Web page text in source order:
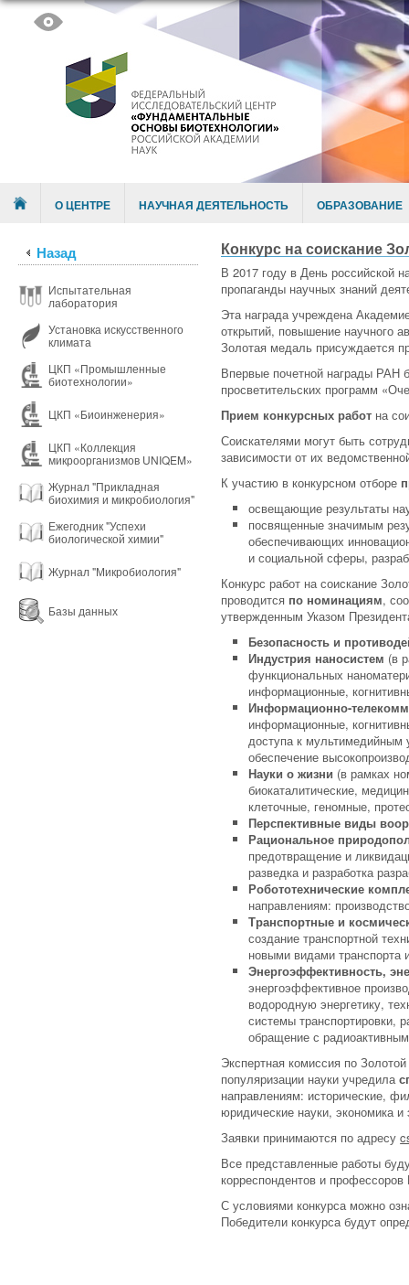
Menu О ЦЕНТРЕ НАУЧНАЯ ДЕЯТЕЛЬНОСТЬ ОБРАЗОВАНИЕ
Назад
Испытательная
лаборатория
Установка искусственного
климата
ЦКП «Промышленные
биотехнологии»
ЦКП «Биоинженерия»
ЦКП «Коллекция
микроорганизмов UNIQEM»
Журнал "Прикладная
биохимия и микробиология"
Ежегодник "Успехи
биологической химии"
Журнал "Микробиология"
Базы данных
Конкурс на соискание
В 2017 году в День российской
пропаганды научных знаний
Эта награда учреждена
открытий, повышение научного
Золотая медаль присуждается
Впервые почетной награды РАН
просветительских программ
Прием конкурсных работ на
Соискателями могут быть
зависимости от их
К участию в конкурсном отборе
освещающие результаты
посвященные значимым
обеспечивающих
и социальной сферы,
Конкурс работ на соискание
проводится по номинациям,
утвержденным Указом
Безопасность и
Индустрия наносистем (в
функциональных
информационные,
Информационно-
информационные,
доступа к мультимедийным
обеспечение
Науки о жизни (в рамках
биокаталитические,
клеточные, геномные,
Перспективные виды
Рациональное
предотвращение и
разведка и разработка
Робототехнические
направлениям:
Транспортные и
создание транспортной
новыми видами транспорта
Энергоэффективность,
энергоэффективное
водородную энергетику,
системы транспортировки,
обращение с
Экспертная комиссия по
популяризации науки учредила
направлениям: исторические,
юридические науки, экономика
Заявки принимаются по адресу
Все представленные работы
корреспондентов и
С условиями конкурса можно
Победители конкурса будут